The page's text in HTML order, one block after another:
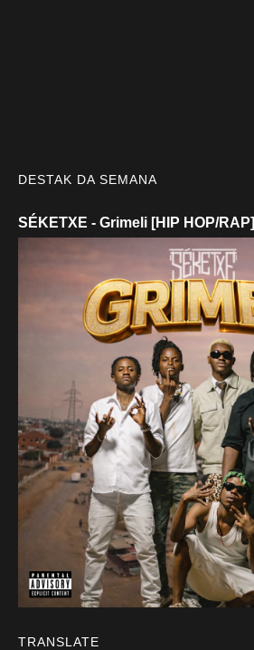
DESTAK DA SEMANA
SÉKETXE - Grimeli [HIP HOP/RAP]
TRANSLATE